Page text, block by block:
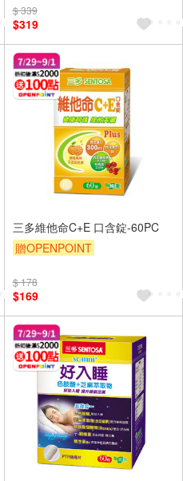
$ 339
$319
三多維他命C+E 口含錠-60PC
贈OPENPOINT
$ 178
$169